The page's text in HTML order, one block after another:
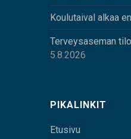
Koulutaival alkaa
Terveysaseman
5.8.2026
PIKALINKIT
Etusivu